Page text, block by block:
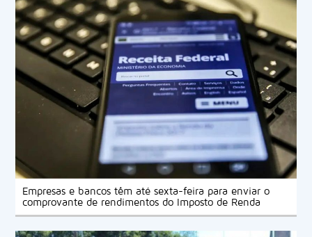
Empresas e bancos têm até sexta-feira para enviar o
comprovante de rendimentos do Imposto de Renda